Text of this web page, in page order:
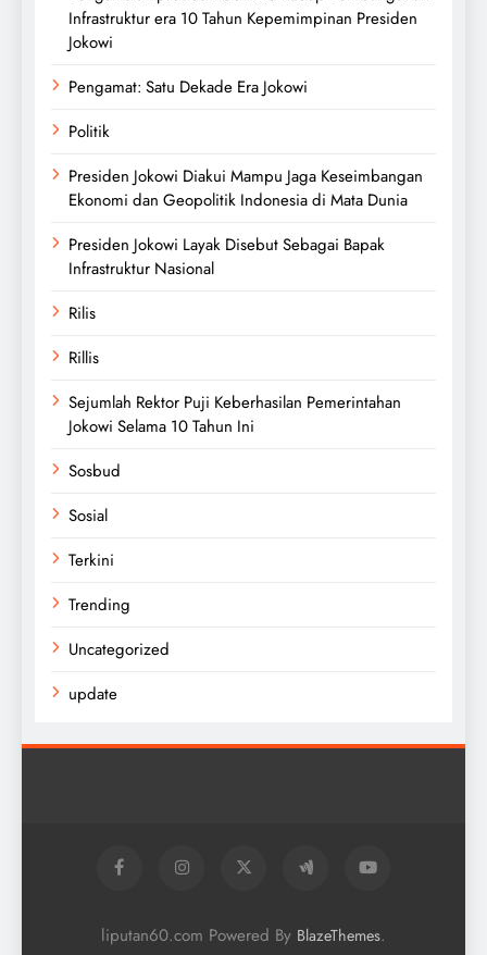
Infrastruktur era 10 Tahun Kepemimpinan Presiden
Jokowi
Pengamat: Satu Dekade Era Jokowi
Politik
Presiden Jokowi Diakui Mampu Jaga Keseimbangan
Ekonomi dan Geopolitik Indonesia di Mata Dunia
Presiden Jokowi Layak Disebut Sebagai Bapak
Infrastruktur Nasional
Rilis
Rillis
Sejumlah Rektor Puji Keberhasilan Pemerintahan
Jokowi Selama 10 Tahun Ini
Sosbud
Sosial
Terkini
Trending
Uncategorized
update
liputan60.com Powered By BlazeThemes.